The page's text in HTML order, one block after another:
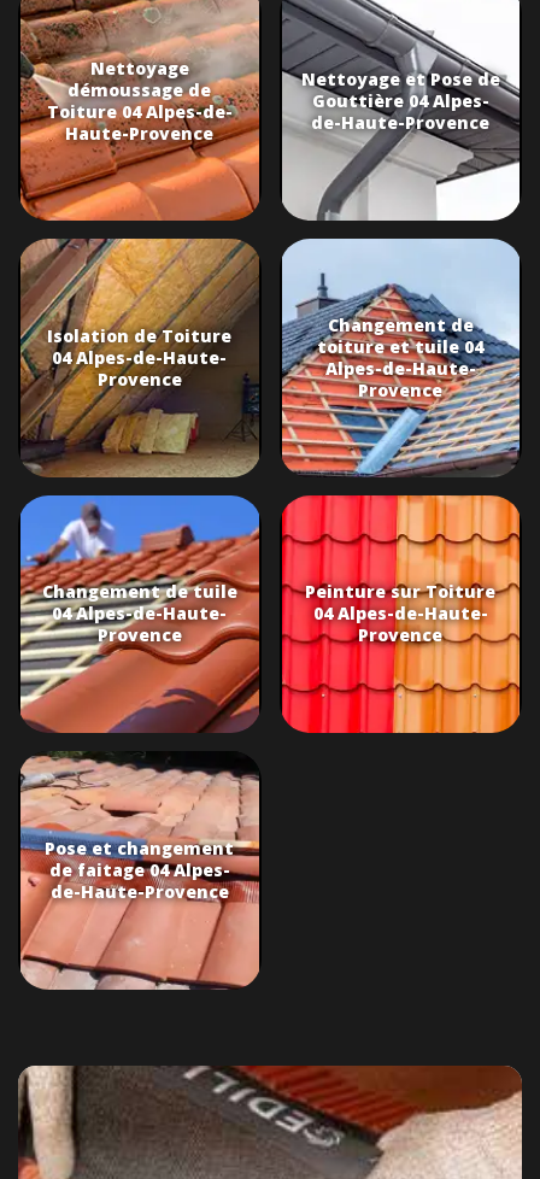
Nettoyage
démoussage de
Toiture 04 Alpes-de-
Haute-Provence
Nettoyage et Pose de
Gouttière 04 Alpes-
de-Haute-Provence
Isolation de Toiture
04 Alpes-de-Haute-
Provence
Changement de
toiture et tuile 04
Alpes-de-Haute-
Provence
Changement de tuile
04 Alpes-de-Haute-
Provence
Peinture sur Toiture
04 Alpes-de-Haute-
Provence
Pose et changement
de faitage 04 Alpes-
de-Haute-Provence